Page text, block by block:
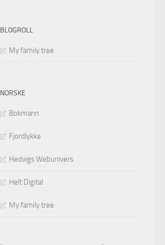
BLOGROLL
My family tree
NORSKE
Bokmann
Fjordlykke
Hedvigs Webunivers
Helt Digital
My family tree